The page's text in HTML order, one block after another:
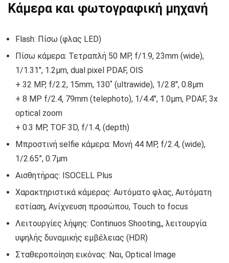
Κάμερα και φωτογραφική μηχανή
Flash: Πίσω (φλας LED)
Πίσω κάμερα: Τετραπλή 50 MP, f/1.9, 23mm (wide),
1/1.31″, 1.2µm, dual pixel PDAF, OIS
+ 32 MP, f/2.2, 15mm, 130˚ (ultrawide), 1/2.8″, 0.8µm
+ 8 MP f/2.4, 79mm (telephoto), 1/4.4″, 1.0µm, PDAF, 3x
optical zoom
+ 0.3 MP, TOF 3D, f/1.4, (depth)
Μπροστινή selfie κάμερα: Μονή 44 MP, f/2.4, (wide),
1/2.65”, 0.7µm
Αισθητήρας: ISOCELL Plus
Χαρακτηριστικά κάμερας: Αυτόματο φλας, Αυτόματη
εστίαση, Ανίχνευση προσώπου, Touch to focus
Λειτουργίες λήψης: Continuos Shooting,, λειτουργία
υψηλής δυναμικής εμβέλειας (HDR)
Σταθεροποίηση εικόνας: Ναι, Optical Image